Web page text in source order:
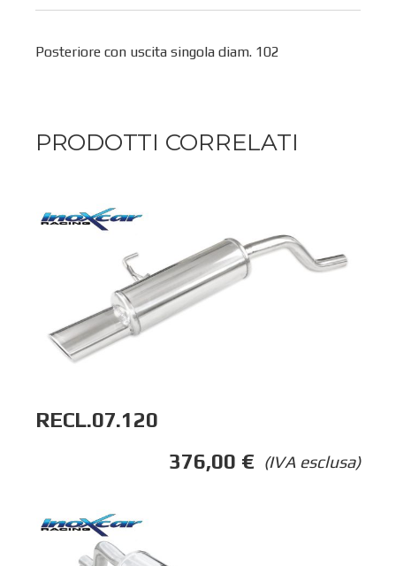
Posteriore con uscita singola diam. 102
PRODOTTI CORRELATI
RECL.07.120
(IVA esclusa)
376,00 €